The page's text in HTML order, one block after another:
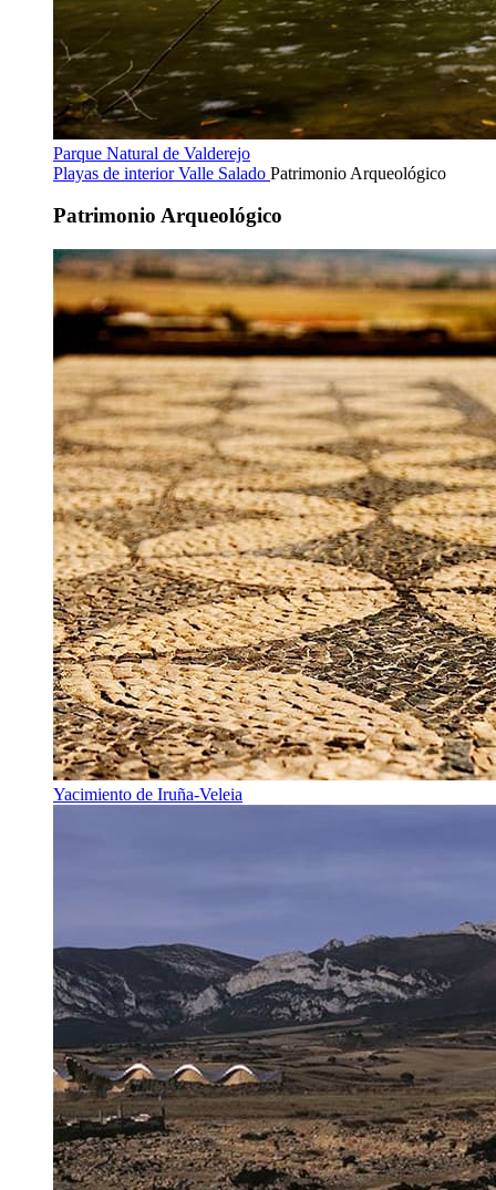
Parque Natural de Valderejo
Playas de interiorValle Salado Patrimonio Arqueológico
Patrimonio Arqueológico
Yacimiento de Iruña-Veleia